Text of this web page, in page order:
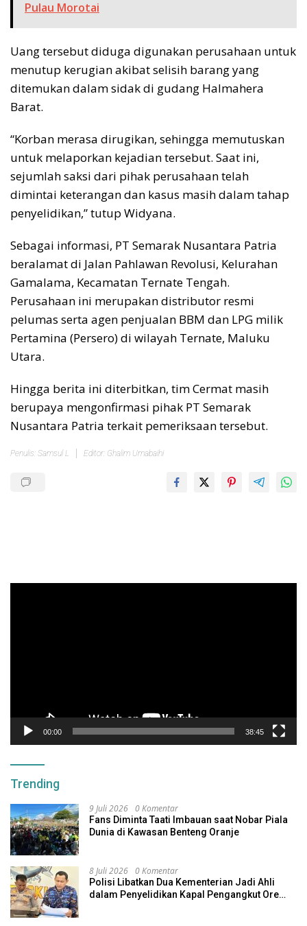
Pulau Morotai
Uang tersebut diduga digunakan perusahaan untuk
menutup kerugian akibat selisih barang yang
ditemukan dalam sidak di gudang Halmahera
Barat.
“Korban merasa dirugikan, sehingga memutuskan
untuk melaporkan kejadian tersebut. Saat ini,
sejumlah saksi dari pihak perusahaan telah
dimintai keterangan dan kasus masih dalam tahap
penyelidikan,” tutup Widyana.
Sebagai informasi, PT Semarak Nusantara Patria
beralamat di Jalan Pahlawan Revolusi, Kelurahan
Gamalama, Kecamatan Ternate Tengah.
Perusahaan ini merupakan distributor resmi
pelumas serta agen penjualan BBM dan LPG milik
Pertamina (Persero) di wilayah Ternate, Maluku
Utara.
Hingga berita ini diterbitkan, tim Cermat masih
berupaya mengonfirmasi pihak PT Semarak
Nusantara Patria terkait pemeriksaan tersebut.
Penulis: Samsul L Editor: Ghalim Umabaihi
00:00 38:45
Trending
9 Juli 2026 0 Komentar
Fans Diminta Taati Imbauan saat Nobar Piala
Dunia di Kawasan Benteng Oranje
8 Juli 2026 0 Komentar
Polisi Libatkan Dua Kementerian Jadi Ahli
dalam Penyelidikan Kapal Pengangkut Ore